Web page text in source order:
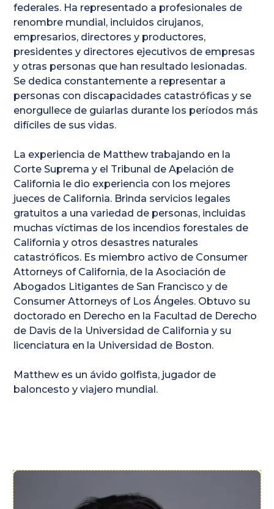
federales. Ha representado a profesionales de
renombre mundial, incluidos cirujanos,
empresarios, directores y productores,
presidentes y directores ejecutivos de empresas
y otras personas que han resultado lesionadas.
Se dedica constantemente a representar a
personas con discapacidades catastróficas y se
enorgullece de guiarlas durante los períodos más
difíciles de sus vidas.
La experiencia de Matthew trabajando en la
Corte Suprema y el Tribunal de Apelación de
California le dio experiencia con los mejores
jueces de California. Brinda servicios legales
gratuitos a una variedad de personas, incluidas
muchas víctimas de los incendios forestales de
California y otros desastres naturales
catastróficos. Es miembro activo de Consumer
Attorneys of California, de la Asociación de
Abogados Litigantes de San Francisco y de
Consumer Attorneys of Los Ángeles. Obtuvo su
doctorado en Derecho en la Facultad de Derecho
de Davis de la Universidad de California y su
licenciatura en la Universidad de Boston.
Matthew es un ávido golfista, jugador de
baloncesto y viajero mundial.